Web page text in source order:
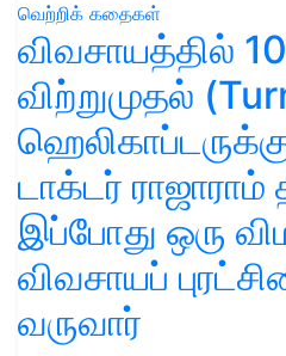
வெற்றிக் கதைகள்
விவசாயத்தில்
விற்றுமுதல்
டாக்டர் ராஜாராம்
இப்போது ஒரு
விவசாயப்
வருவார்